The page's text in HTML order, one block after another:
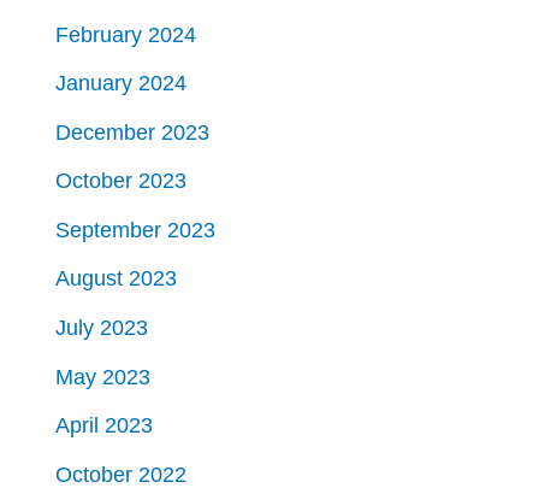
February 2024
January 2024
December 2023
October 2023
September 2023
August 2023
July 2023
May 2023
April 2023
October 2022